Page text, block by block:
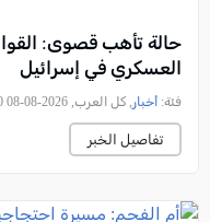
حالة تأهب قصوى:
العسكري في إسرائيل
فئة: أخبار , كل العرب, 2026-08-08 20:24:20
تفاصيل الخبر